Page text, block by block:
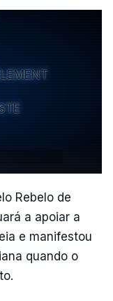
Rebelo de
a apoiar a
e manifestou
quando o